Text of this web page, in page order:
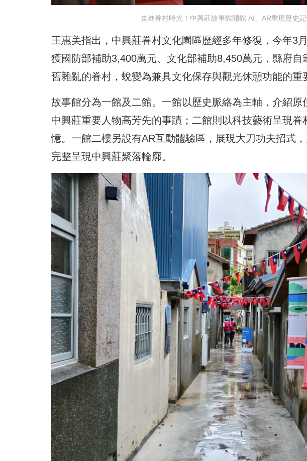
走進眷村時光！中興莊故事館開館 AI、AR重現歷史
王惠美指出，中興莊眷村文化園區歷經多年修復，今年3
獲國防部補助3,400萬元、文化部補助8,450萬元，縣府
舊雜亂的眷村，蛻變為兼具文化保存與觀光休憩功能的重
故事館分為一館及二館。一館以歷史脈絡為主軸，介紹原
中興莊重要人物高芳先的事蹟；二館則以科技藝術呈現
憶。一館二樓另設有AR互動體驗區，展現大刀功夫招式
完整呈現中興莊聚落輪廓。